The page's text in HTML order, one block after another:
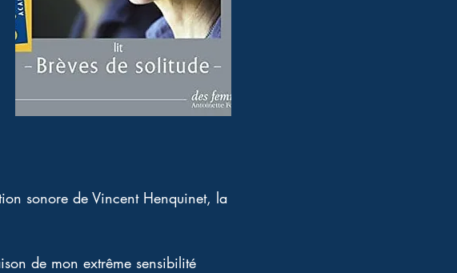
sonore de Vincent Henquinet, la
de mon extrême sensibilité